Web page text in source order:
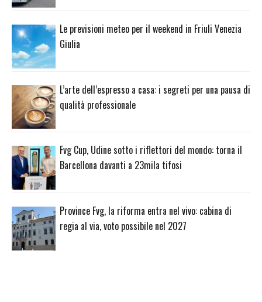
Le previsioni meteo per il weekend in Friuli Venezia
Giulia
L’arte dell’espresso a casa: i segreti per una pausa di
qualità professionale
Fvg Cup, Udine sotto i riflettori del mondo: torna il
Barcellona davanti a 23mila tifosi
Province Fvg, la riforma entra nel vivo: cabina di
regia al via, voto possibile nel 2027